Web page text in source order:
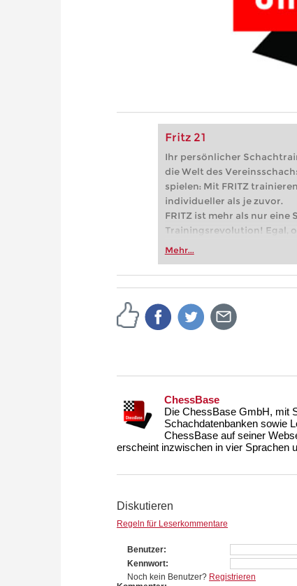
Fritz 21
Ihr persönlicher
die Welt des
spielen: Mit FRITZ
individueller als je zuvor.
FRITZ ist mehr als nur eine
Trainingsrevolution! Egal,
Vereinsschachs machen
zuvor.
Mehr...
ChessBase
Die ChessBase GmbH, mit
Schachdatenbanken sowie
ChessBase auf seiner
erscheint inzwischen in vier Sprachen
Diskutieren
Regeln für Leserkommentare
Benutzer
Kennwort
Noch kein Benutzer? Registrieren